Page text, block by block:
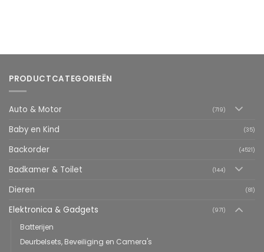
PRODUCTCATEGORIEËN
Auto & Motor (719)
Baby en Kind (35)
Backorder (4521)
Badkamer & Toilet (144)
Dieren (81)
Elektronica & Gadgets (971)
Batterijen
Deurbelsets, Beveiliging en Camera's